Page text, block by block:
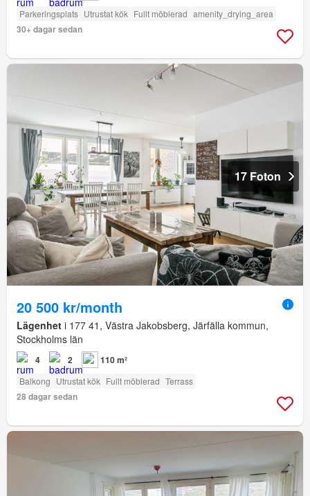
Parkeringsplats Utrustat kök Fullt möblerad amenity_drying_area
30+ dagar sedan
17 Foton
20 500 kr/month
Lägenhet i 177 41, Västra Jakobsberg, Järfälla kommun,
Stockholms län
4 2 110 m²
Balkong Utrustat kök Fullt möblerad Terrass
28 dagar sedan